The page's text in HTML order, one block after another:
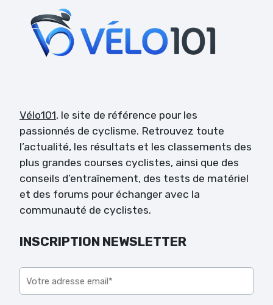
Vélo101, le site de référence pour les
passionnés de cyclisme. Retrouvez toute
l’actualité, les résultats et les classements des
plus grandes courses cyclistes, ainsi que des
conseils d’entraînement, des tests de matériel
et des forums pour échanger avec la
communauté de cyclistes.
INSCRIPTION NEWSLETTER